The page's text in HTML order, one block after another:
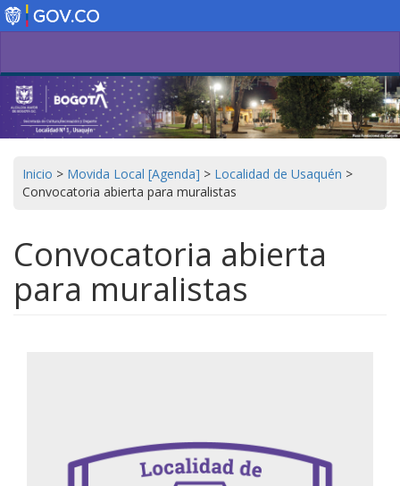
Pasar
al
Inicio > Movida Local [Agenda] > Localidad de Usaquén >
Convocatoria abierta para muralistas
Convocatoria abierta
para muralistas